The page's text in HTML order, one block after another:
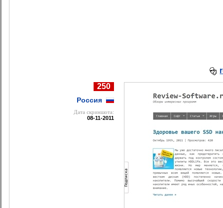
250
Россия
Дата cкриншота:
08-11-2011